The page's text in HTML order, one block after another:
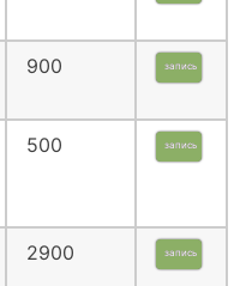
900 запись
500 запись
2900 запись